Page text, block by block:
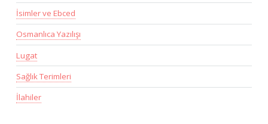
İsimler ve Ebced
Osmanlıca Yazılışı
Lugat
Sağlık Terimleri
İlahiler